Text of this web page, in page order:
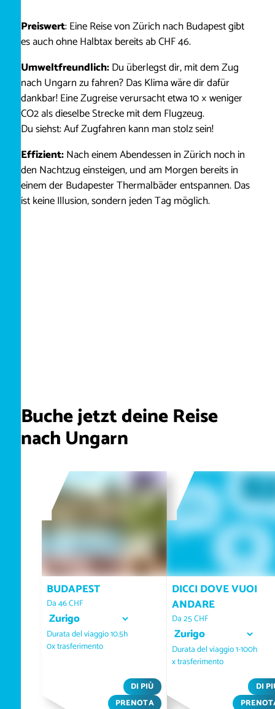
Preiswert: Eine Reise von Zürich nach Budapest gibt
es auch ohne Halbtax bereits ab CHF 46.
Umweltfreundlich:Du überlegst dir, mit dem Zug
nach Ungarn zu fahren? Das Klima wäre dir dafür
dankbar! Eine Zugreise verursacht etwa 10 × weniger
CO2 als dieselbe Strecke mit dem Flugzeug.
Du siehst: Auf Zugfahren kann man stolz sein!
Effizient:Nach einem Abendessen in Zürich noch in
den Nachtzug einsteigen, und am Morgen bereits in
einem der Budapester Thermalbäder entspannen. Das
ist keine Illusion, sondern jeden Tag möglich.
Buche jetzt deine Reise
nach Ungarn
BUDAPEST
Da 46 CHF
Seleziona il luogo di partenza
Durata del viaggio 10.5h
0x trasferimento
DI PIÙ
PRENOTA
DICCI DOVE VUOI
ANDARE
Da 25 CHF
Seleziona il luogo di
Durata del viaggio 1-100h
x trasferimento
DI